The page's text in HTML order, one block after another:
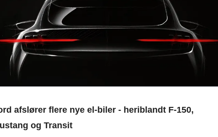
afslører flere nye el-biler - heriblandt F-150,
og Transit